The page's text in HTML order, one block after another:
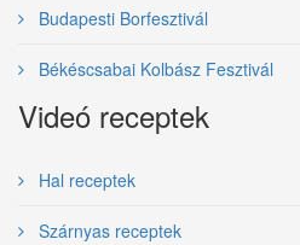
Budapesti Borfesztivál
Békéscsabai Kolbász Fesztivál
Videó receptek
Hal receptek
Szárnyas receptek